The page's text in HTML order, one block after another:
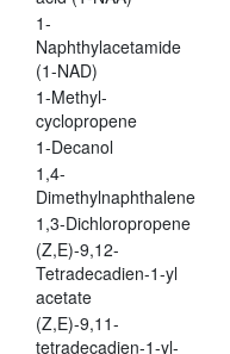
1-
Naphthylacetamide
(1-NAD)
1-Methyl-
cyclopropene
1-Decanol
1,4-
Dimethylnaphthalene
1,3-Dichloropropene
(Z,E)-9,12-
Tetradecadien-1-yl
acetate
(Z,E)-9,11-
tetradecadien-1-yl-